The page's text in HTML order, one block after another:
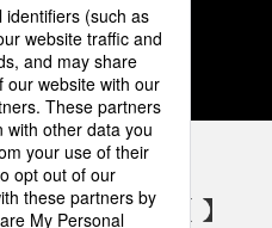
4 5 6
備 SNSアカウント